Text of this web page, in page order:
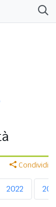
Condividi
2022